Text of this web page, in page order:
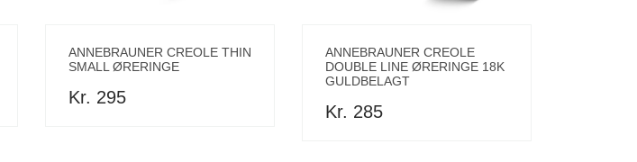
ANNEBRAUNER CREOLE THIN
SMALL ØRERINGE
Kr. 295
ANNEBRAUNER CREOLE
DOUBLE LINE ØRERINGE 18K
GULDBELAGT
Kr. 285